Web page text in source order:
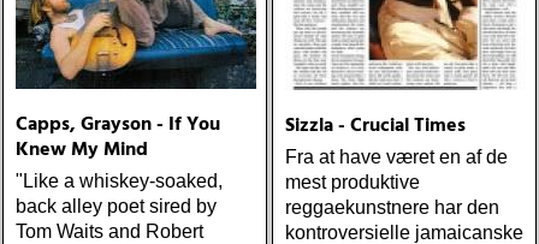
Capps, Grayson - If You
Knew My Mind
"Like a whiskey-soaked,
back alley poet sired by
Tom Waits and Robert
Sizzla - Crucial Times
Fra at have været en af de
mest produktive
reggaekunstnere har den
kontroversielle jamaicanske